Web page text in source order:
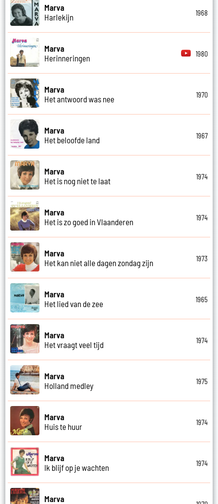
Marva
Harlekijn
1968
Marva
Herinneringen
1980
Marva
Het antwoord was nee
1970
Marva
Het beloofde land
1967
Marva
Het is nog niet te laat
1974
Marva
Het is zo goed in Vlaanderen
1974
Marva
Het kan niet alle dagen zondag zijn
1973
Marva
Het lied van de zee
1965
Marva
Het vraagt veel tijd
1974
Marva
Holland medley
1975
Marva
Huis te huur
1974
Marva
Ik blijf op je wachten
1974
Marva